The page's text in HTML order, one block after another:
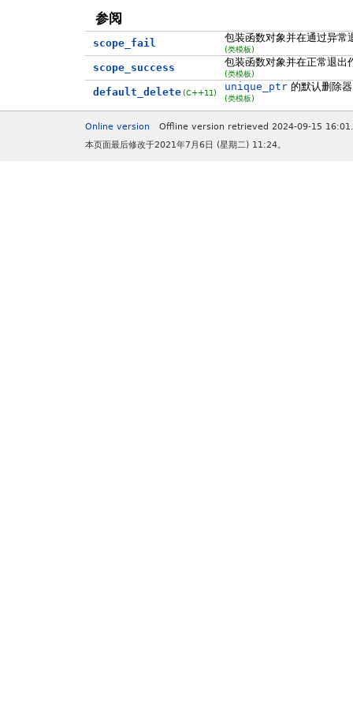
参阅
scope_fail 包装函数对象并在通过异常
(类模板)
scope_success 包装函数对象并在正常退出
(类模板)
default_delete (C++11) unique_ptr的默认删除器
(类模板)
Online version
Offline version retrieved 2024-09-15 16:01.
本页面最后修改于2021年7月6日 (星期二) 11:24。